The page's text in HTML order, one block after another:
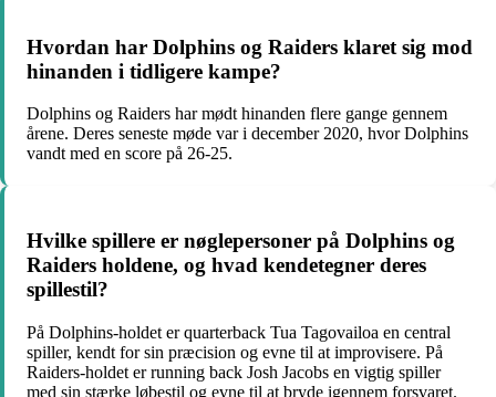
Hvordan har Dolphins og Raiders klaret sig mod
hinanden i tidligere kampe?
Dolphins og Raiders har mødt hinanden flere gange gennem
årene. Deres seneste møde var i december 2020, hvor Dolphins
vandt med en score på 26-25.
Hvilke spillere er nøglepersoner på Dolphins og
Raiders holdene, og hvad kendetegner deres
spillestil?
På Dolphins-holdet er quarterback Tua Tagovailoa en central
spiller, kendt for sin præcision og evne til at improvisere. På
Raiders-holdet er running back Josh Jacobs en vigtig spiller
med sin stærke løbestil og evne til at bryde igennem forsvaret.